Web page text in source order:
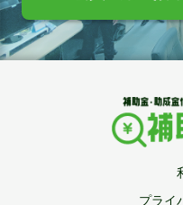
プライ